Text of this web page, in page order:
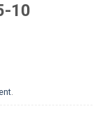
10
.